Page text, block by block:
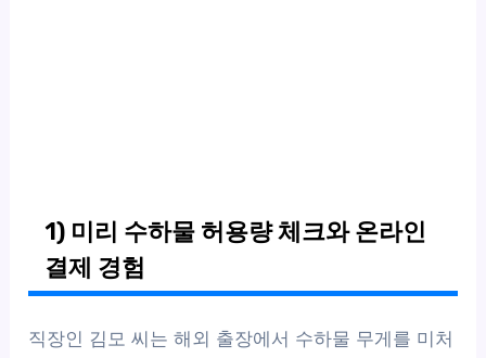
1) 미리 수하물 허용량 체크와 온라인
결제 경험
직장인 김모 씨는 해외 출장에서 수하물 무게를 미처